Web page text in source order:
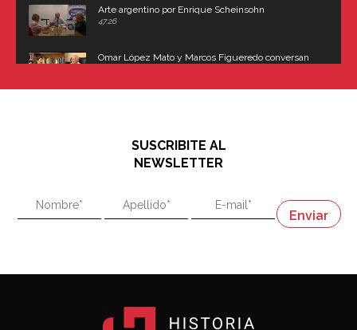
Arte argentino por Enrique Scheinsohn
47:26
Omar López Mato y Marcos Figueredo conversan
"En política, la estupidez no es una desventaja"
"En política, la estupidez no es una desventaja"
Napoleón
SUSCRIBITE AL
NEWSLETTER